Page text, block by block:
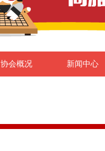
协会概况 新闻中心